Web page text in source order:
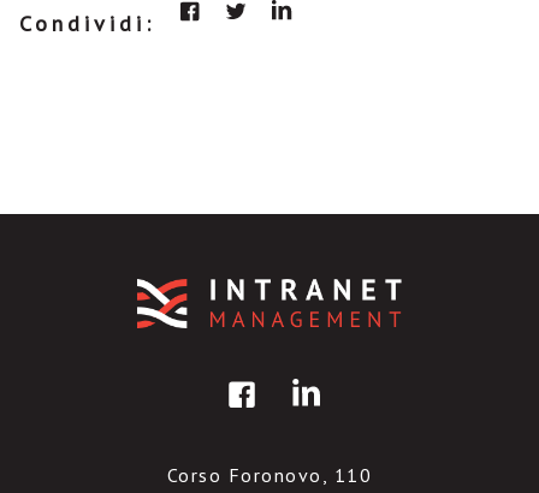
Condividi:
Corso Foronovo, 110